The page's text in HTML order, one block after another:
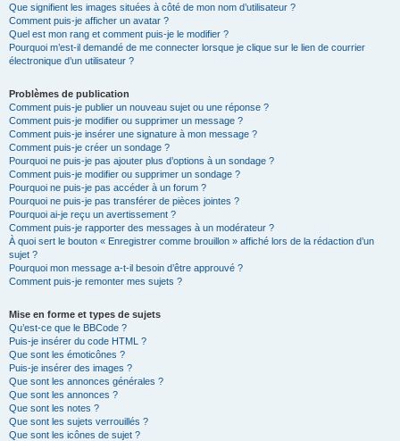
Que signifient les images situées à côté de mon nom d’utilisateur ?
Comment puis-je afficher un avatar ?
Quel est mon rang et comment puis-je le modifier ?
Pourquoi m’est-il demandé de me connecter lorsque je clique sur le lien de courrier
électronique d’un utilisateur ?
Problèmes de publication
Comment puis-je publier un nouveau sujet ou une réponse ?
Comment puis-je modifier ou supprimer un message ?
Comment puis-je insérer une signature à mon message ?
Comment puis-je créer un sondage ?
Pourquoi ne puis-je pas ajouter plus d’options à un sondage ?
Comment puis-je modifier ou supprimer un sondage ?
Pourquoi ne puis-je pas accéder à un forum ?
Pourquoi ne puis-je pas transférer de pièces jointes ?
Pourquoi ai-je reçu un avertissement ?
Comment puis-je rapporter des messages à un modérateur ?
À quoi sert le bouton « Enregistrer comme brouillon » affiché lors de la rédaction d’un
sujet ?
Pourquoi mon message a-t-il besoin d’être approuvé ?
Comment puis-je remonter mes sujets ?
Mise en forme et types de sujets
Qu’est-ce que le BBCode ?
Puis-je insérer du code HTML ?
Que sont les émoticônes ?
Puis-je insérer des images ?
Que sont les annonces générales ?
Que sont les annonces ?
Que sont les notes ?
Que sont les sujets verrouillés ?
Que sont les icônes de sujet ?